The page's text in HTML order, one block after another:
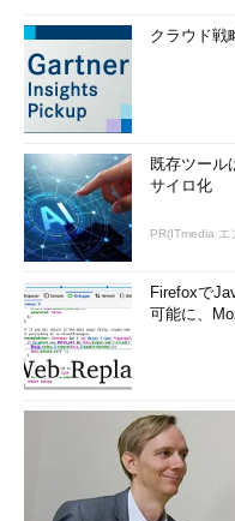
クラウド戦
既存ツー
サイロ化
PR(ITmedia エ
Firefoxで
可能に、